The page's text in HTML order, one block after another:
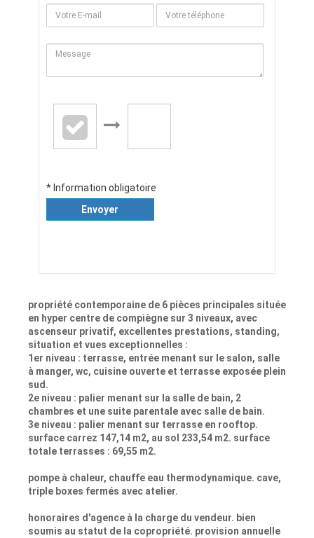
* Information obligatoire
Envoyer
propriété contemporaine de 6 pièces principales située
en hyper centre de compiègne sur 3 niveaux, avec
ascenseur privatif, excellentes prestations, standing,
situation et vues exceptionnelles :
1er niveau : terrasse, entrée menant sur le salon, salle
à manger, wc, cuisine ouverte et terrasse exposée plein
sud.
2e niveau : palier menant sur la salle de bain, 2
chambres et une suite parentale avec salle de bain.
3e niveau : palier menant sur terrasse en rooftop.
surface carrez 147,14 m2, au sol 233,54 m2. surface
totale terrasses : 69,55 m2.
pompe à chaleur, chauffe eau thermodynamique. cave,
triple boxes fermés avec atelier.
honoraires d'agence à la charge du vendeur. bien
soumis au statut de la copropriété. provision annuelle